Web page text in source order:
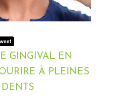
GINGIVAL EN
À PLEINES
DENTS